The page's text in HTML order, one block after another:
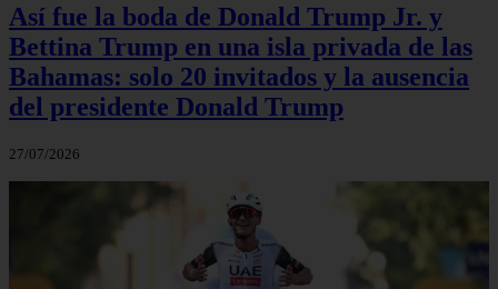
Así fue la boda de Donald Trump Jr. y
Bettina Trump en una isla privada de las
Bahamas: solo 20 invitados y la ausencia
del presidente Donald Trump
27/07/2026